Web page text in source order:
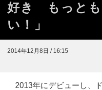
好き もっとも
い！」
2014年12月8日 / 16:15
2013年にデビューし、